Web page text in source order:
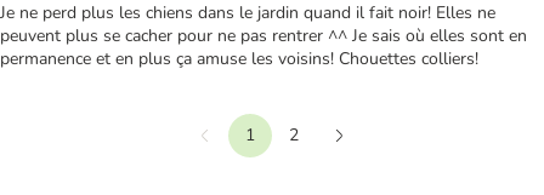
Je ne perd plus les chiens dans le jardin quand il fait noir! Elles ne
peuvent plus se cacher pour ne pas rentrer ^^ Je sais où elles sont en
permanence et en plus ça amuse les voisins! Chouettes colliers!
Précédent
1
2